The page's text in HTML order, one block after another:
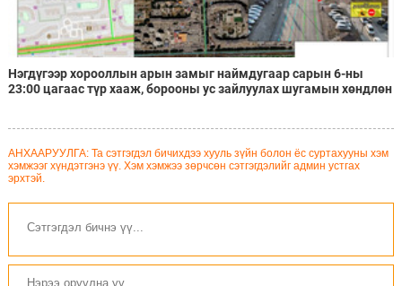
Нэгдүгээр хорооллын арын замыг наймдугаар сарын 6-ны
23:00 цагаас түр хааж, борооны ус зайлуулах шугамын хөндлөн
АНХААРУУЛГА: Та сэтгэгдэл бичихдээ хууль зүйн болон ёс суртахууны хэм
хэмжээг хүндэтгэнэ үү. Хэм хэмжээ зөрчсөн сэтгэгдэлийг админ устгах
эрхтэй.